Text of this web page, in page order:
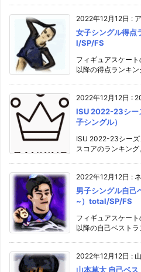
2022年12月12日 :
女子シングル得
l/SP/FS
フィギュアスケー
以降の得点ランキン
2022年12月12日 :
ISU 2022-23シー
子シングル）
ISU 2022-23シーズ
スコアのランキング
2022年12月12日 :
男子シングル自己
~）total/SP/FS
フィギュアスケー
以降の自己ベストラ
2022年12月12日 :
山本草太 自己ベ